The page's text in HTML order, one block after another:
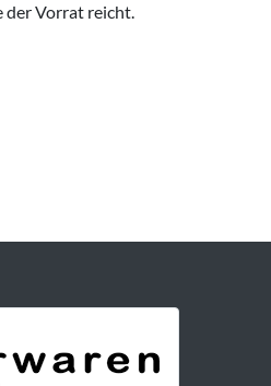
der Vorrat reicht.